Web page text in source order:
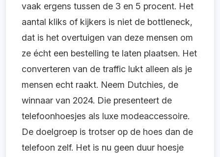
vaak ergens tussen de 3 en 5 procent. Het
aantal kliks of kijkers is niet de bottleneck,
dat is het overtuigen van deze mensen om
ze écht een bestelling te laten plaatsen. Het
converteren van de traffic lukt alleen als je
mensen echt raakt. Neem Dutchies, de
winnaar van 2024. Die presenteert de
telefoonhoesjes als luxe modeaccessoire.
De doelgroep is trotser op de hoes dan de
telefoon zelf. Het is nu geen duur hoesje